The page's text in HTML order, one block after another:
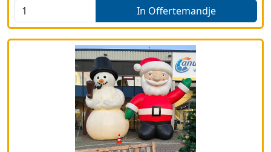
In Offertemandje